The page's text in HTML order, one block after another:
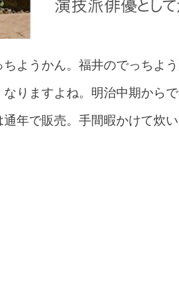
ようかん。福井のでっちよ
りますよね。明治中期から
年で販売。手間暇かけて炊